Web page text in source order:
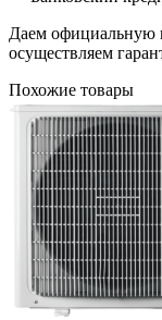
Даем официальную
осуществляем
Похожие товары